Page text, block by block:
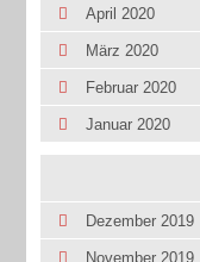
April 2020
März 2020
Februar 2020
Januar 2020
Dezember 2019
November 2019